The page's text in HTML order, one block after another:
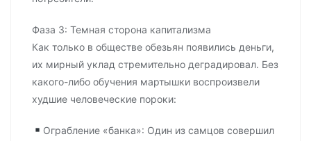
Фаза 3: Темная сторона капитализма
Как только в обществе обезьян появились деньги,
их мирный уклад стремительно деградировал. Без
какого-либо обучения мартышки воспроизвели
худшие человеческие пороки:
Ограбление «банка»: Один из самцов совершил